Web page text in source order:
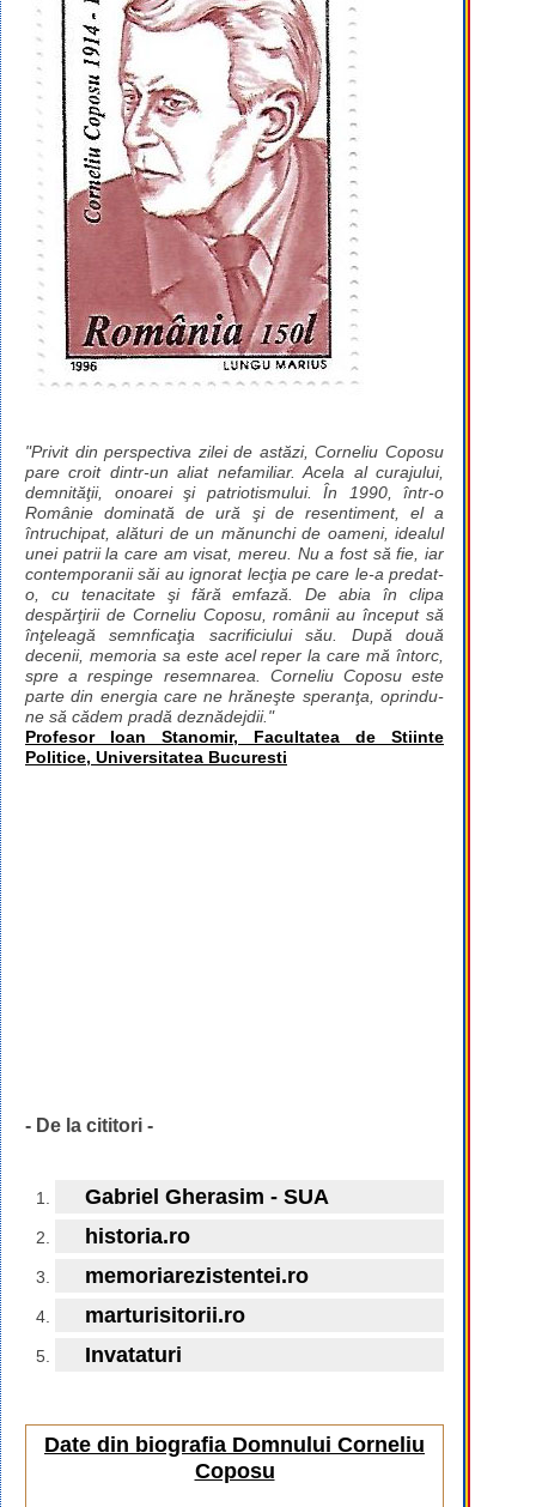
"Privit din perspectiva zilei de astăzi, Corneliu Coposu
pare croit dintr-un aliat nefamiliar. Acela al curajului,
demnităţii, onoarei şi patriotismului. În 1990, într-o
Românie dominată de ură şi de resentiment, el a
întruchipat, alături de un mănunchi de oameni, idealul
unei patrii la care am visat, mereu. Nu a fost să fie, iar
contemporanii săi au ignorat lecţia pe care le-a predat-
o, cu tenacitate şi fără emfază. De abia în clipa
despărţirii de Corneliu Coposu, românii au început să
înţeleagă semnficaţia sacrificiului său. După două
decenii, memoria sa este acel reper la care mă întorc,
spre a respinge resemnarea. Corneliu Coposu este
parte din energia care ne hrăneşte speranţa, oprindu-
ne să cădem pradă deznădejdii."
Profesor Ioan Stanomir, Facultatea de Stiinte
Politice, Universitatea Bucuresti
- De la cititori -
Gabriel Gherasim - SUA
historia.ro
memoriarezistentei.ro
marturisitorii.ro
Invataturi
Date din biografia Domnului Corneliu
Coposu